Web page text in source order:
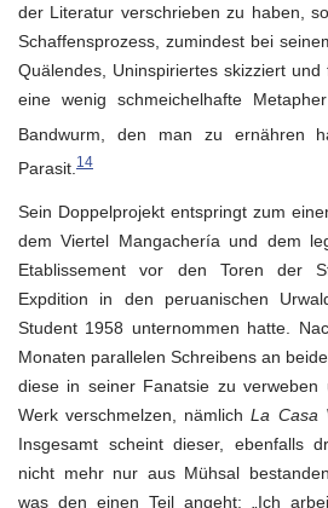
der Literatur verschrieben zu haben,
Schaffensprozess, zumindest bei
Quälendes, Uninspiriertes skizziert
eine wenig schmeichelhafte
Bandwurm, den man zu ernähren
Parasit. 14
Sein Doppelprojekt entspringt zum
dem Viertel Mangachería und dem
Etablissement vor den Toren der
Expdition in den peruanischen
Student 1958 unternommen hatte.
Monaten parallelen Schreibens an
diese in seiner Fanatsie zu verweben
Werk verschmelzen, nämlichLa Casa
Insgesamt scheint dieser, ebenfalls
nicht mehr nur aus Mühsal
was den einen Teil angeht: „Ich